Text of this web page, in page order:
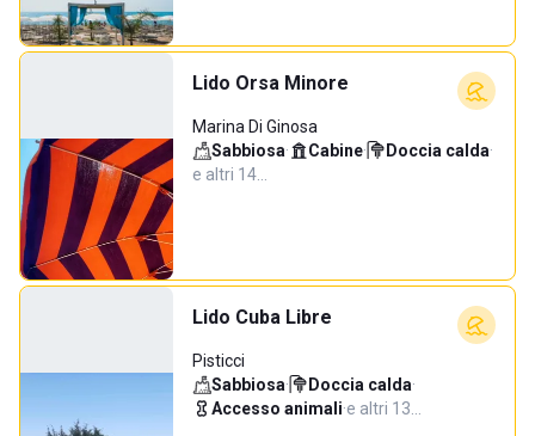
Lido Orsa Minore
Marina Di Ginosa
Sabbiosa· Cabine· Doccia calda·
e altri 14…
Lido Cuba Libre
Pisticci
Sabbiosa· Doccia calda·
Accesso animali·e altri 13…